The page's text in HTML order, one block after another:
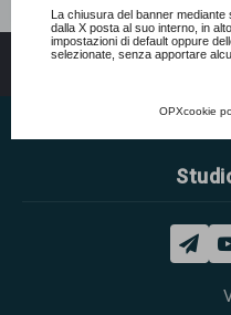
Consulta l'informativa
La chiusura del banner
dalla X posta al suo interno, in
impostazioni di default oppure
selezionate, senza apportare
OPXcookie
Indice